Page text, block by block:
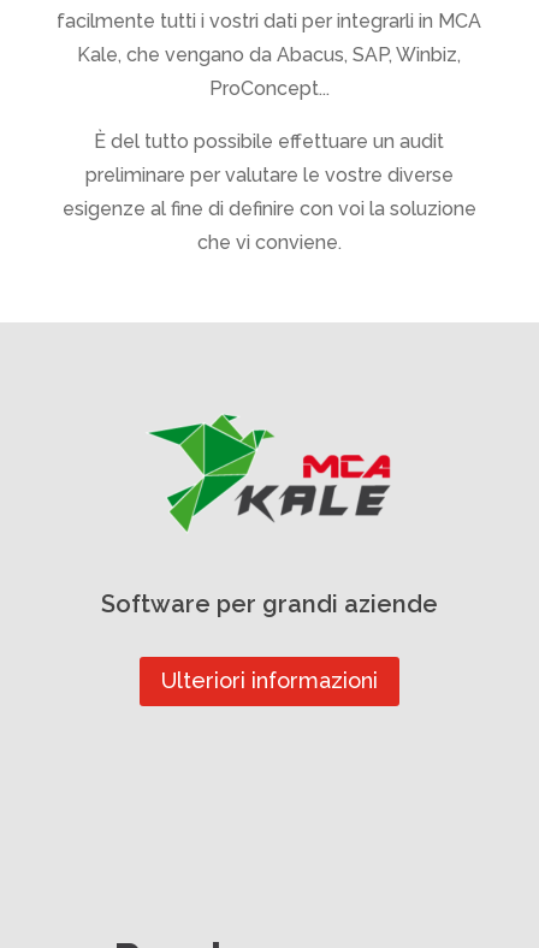
facilmente tutti i vostri dati per integrarli in MCA
Kale, che vengano da Abacus, SAP, Winbiz,
ProConcept...
È del tutto possibile effettuare un audit
preliminare per valutare le vostre diverse
esigenze al fine di definire con voi la soluzione
che vi conviene.
Software per grandi aziende
Ulteriori informazioni